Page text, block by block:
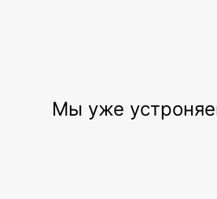
Мы уже